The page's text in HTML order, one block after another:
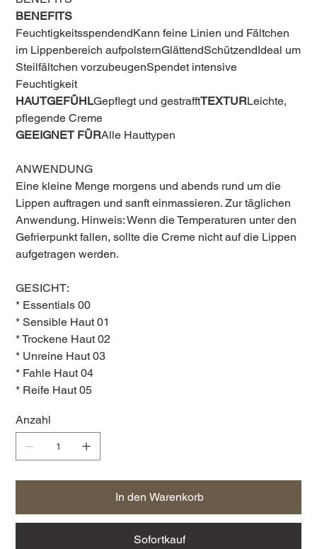
BENEFITS
FeuchtigkeitsspendendKann feine Linien und Fältchen
im Lippenbereich aufpolsternGlättendSchützendIdeal um
Steilfältchen vorzubeugenSpendet intensive
Feuchtigkeit
HAUTGEFÜHLGepflegt und gestrafftTEXTURLeichte,
pflegende Creme
GEEIGNET FÜRAlle Hauttypen
ANWENDUNG
Eine kleine Menge morgens und abends rund um die
Lippen auftragen und sanft einmassieren. Zur täglichen
Anwendung. Hinweis: Wenn die Temperaturen unter den
Gefrierpunkt fallen, sollte die Creme nicht auf die Lippen
aufgetragen werden.
GESICHT:
* Essentials 00
* Sensible Haut 01
* Trockene Haut 02
* Unreine Haut 03
* Fahle Haut 04
* Reife Haut 05
Anzahl
In den Warenkorb
Sofortkauf